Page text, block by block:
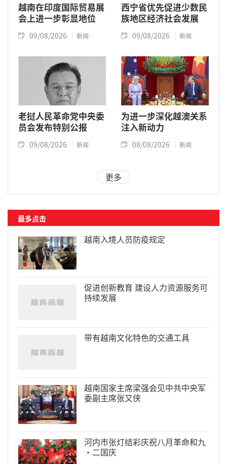
越南在印度国际贸易展
会上进一步彰显地位
09/08/2026 新闻
西宁省优先促进少数民
族地区经济社会发展
09/08/2026 新闻
老挝人民革命党中央委
员会发布特别公报
09/08/2026 新闻
为进一步深化越澳关系
注入新动力
08/08/2026 新闻
更多
最多点击
越南入境人员防疫规定
促进创新教育 建设人力资源服务可
持续发展
带有越南文化特色的交通工具
越南国家主席梁强会见中共中央军
委副主席张又侠
河内市张灯结彩庆祝八月革命和九
·二国庆